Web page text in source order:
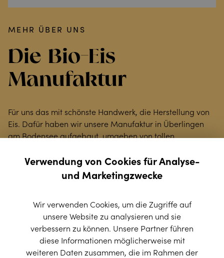
MEHR ÜBER UNS
Die Bio-Eis
Manufaktur
Für uns das mit schönste Handwerk, die Herstellung von
Eis. Dafür haben wir unsere Manufaktur in Überlingen
am Bodensee aufgebaut, umgeben von tollen
Eis vorbeikommen. Wir lieben die natürlichen Farben und
Gerüche unseres Eises und freuen uns, dass wir diese
Tradition seit 20 Jahren leben und weitergeben dürfen.
MEHR ERFAHREN
YAMMI NEWS
Verwendung von Cookies für Analyse-
und Marketingzwecke
Wir verwenden Cookies, um die Zugriffe auf
unsere Website zu analysieren und sie
verbessern zu können. Unsere Partner führen
diese Informationen möglicherweise mit
weiteren Daten zusammen, die im Rahmen der